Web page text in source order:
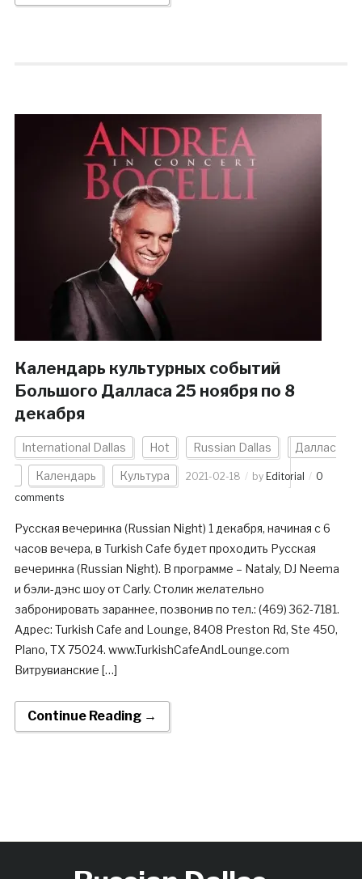
Календарь культурных событий
Большого Далласа 25 ноября по 8
декабря
International Dallas Hot Russian Dallas Даллас
Календарь Культура 2021-02-18 by Editorial
0
comments
Русская вечеринка (Russian Night) 1 декабря, начиная с 6
часов вечера, в Turkish Cafe будет проходить Русская
вечеринка (Russian Night). В программе – Nataly, DJ Neema
и бэли-дэнс шоу от Carly. Столик желательно
забронировать зараннее, позвонив по тел.: (469) 362-7181.
Адрес: Turkish Cafe and Lounge, 8408 Preston Rd, Ste 450,
Plano, TX 75024. www.TurkishCafeAndLounge.com
Витрувианские […]
Continue Reading →